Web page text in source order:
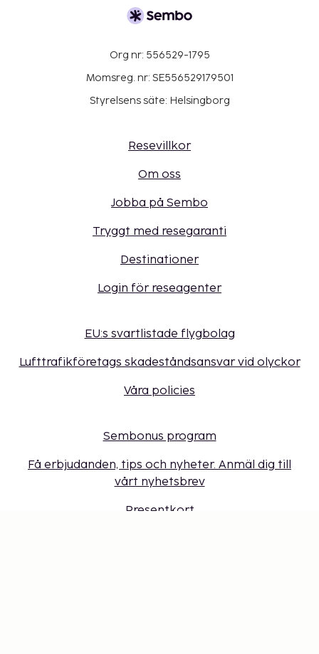
Org nr: 556529-1795
Momsreg. nr: SE556529179501
Styrelsens säte: Helsingborg
Resevillkor
Om oss
Jobba på Sembo
Tryggt med resegaranti
Destinationer
Login för reseagenter
EU:s svartlistade flygbolag
Lufttrafikföretags skadeståndsansvar vid olyckor
Våra policies
Sembonus program
Få erbjudanden, tips och nyheter. Anmäl dig till
vårt nyhetsbrev
Presentkort